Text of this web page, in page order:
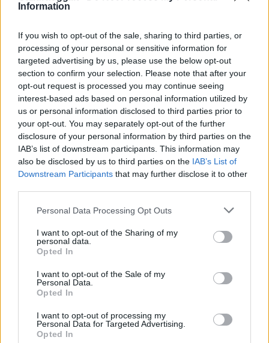
Information
If you wish to opt-out of the sale, sharing to third parties, or
processing of your personal or sensitive information for
targeted advertising by us, please use the below opt-out
section to confirm your selection. Please note that after your
opt-out request is processed you may continue seeing
interest-based ads based on personal information utilized by
us or personal information disclosed to third parties prior to
your opt-out. You may separately opt-out of the further
disclosure of your personal information by third parties on the
IAB’s list of downstream participants. This information may
also be disclosed by us to third parties on the IAB’s List of
Downstream Participants that may further disclose it to other
Please note that this website/app uses one or more Google
not limited to your visit or usage behaviour. You may click to
grant or deny consent to Google and its third-party tags to
use your data for below specified purposes in below Google
consent section.
Personal Data Processing Opt Outs
I want to opt-out of the Sharing of my
personal data.
Opted In
I want to opt-out of the Sale of my
Personal Data.
Opted In
I want to opt-out of processing my
Personal Data for Targeted Advertising.
Opted In
fissare un appuntamento con un esperto
valutazione sul posto.
Vuoi rimuovere le pubblicità nazionali?
Puoi abbonarti asoli € 1,10 al mese
cliccandoqui
Sei già abbonato?
cliccandoqui
Valutazione Casa
Valutazione Casa Online
Valutazione Immobiliare
Condividi l'articolo